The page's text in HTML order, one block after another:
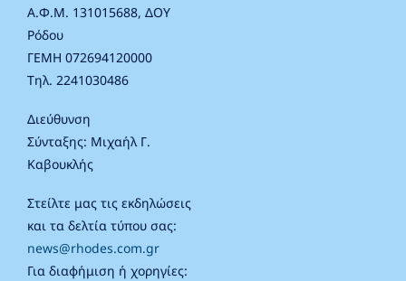
Α.Φ.Μ. 131015688, ΔΟΥ
Ρόδου
ΓΕΜΗ 072694120000
Τηλ. 2241030486
Διεύθυνση
Σύνταξης: Μιχαήλ Γ.
Καβουκλής
Στείλτε μας τις εκδηλώσεις
και τα δελτία τύπου σας:
news@rhodes.com.gr
Για διαφήμιση ή χορηγίες: